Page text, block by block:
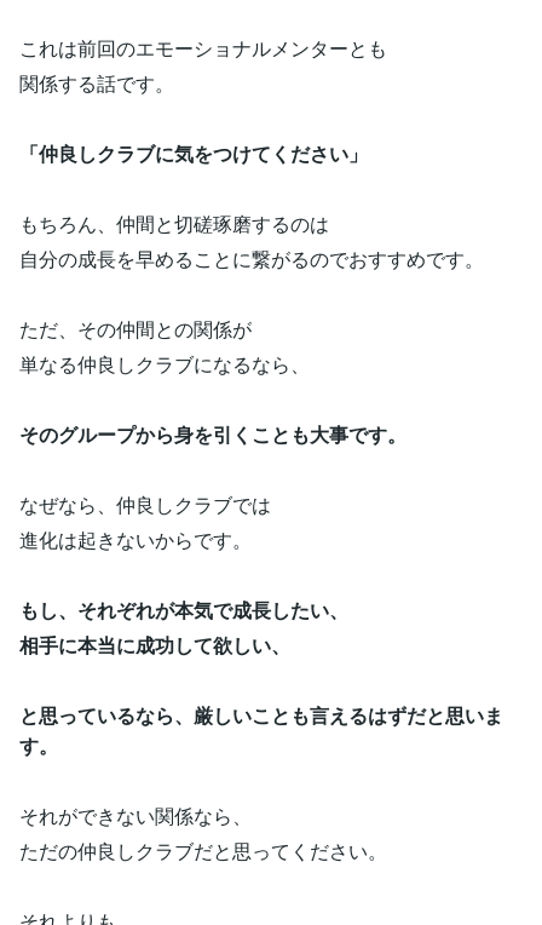
これは前回のエモーショナルメンターとも
関係する話です。
「仲良しクラブに気をつけてください」
もちろん、仲間と切磋琢磨するのは
自分の成長を早めることに繋がるのでおすすめです。
ただ、その仲間との関係が
単なる仲良しクラブになるなら、
そのグループから身を引くことも大事です。
なぜなら、仲良しクラブでは
進化は起きないからです。
もし、それぞれが本気で成長したい、
相手に本当に成功して欲しい、
と思っているなら、厳しいことも言えるはずだと思いま
す。
それができない関係なら、
ただの仲良しクラブだと思ってください。